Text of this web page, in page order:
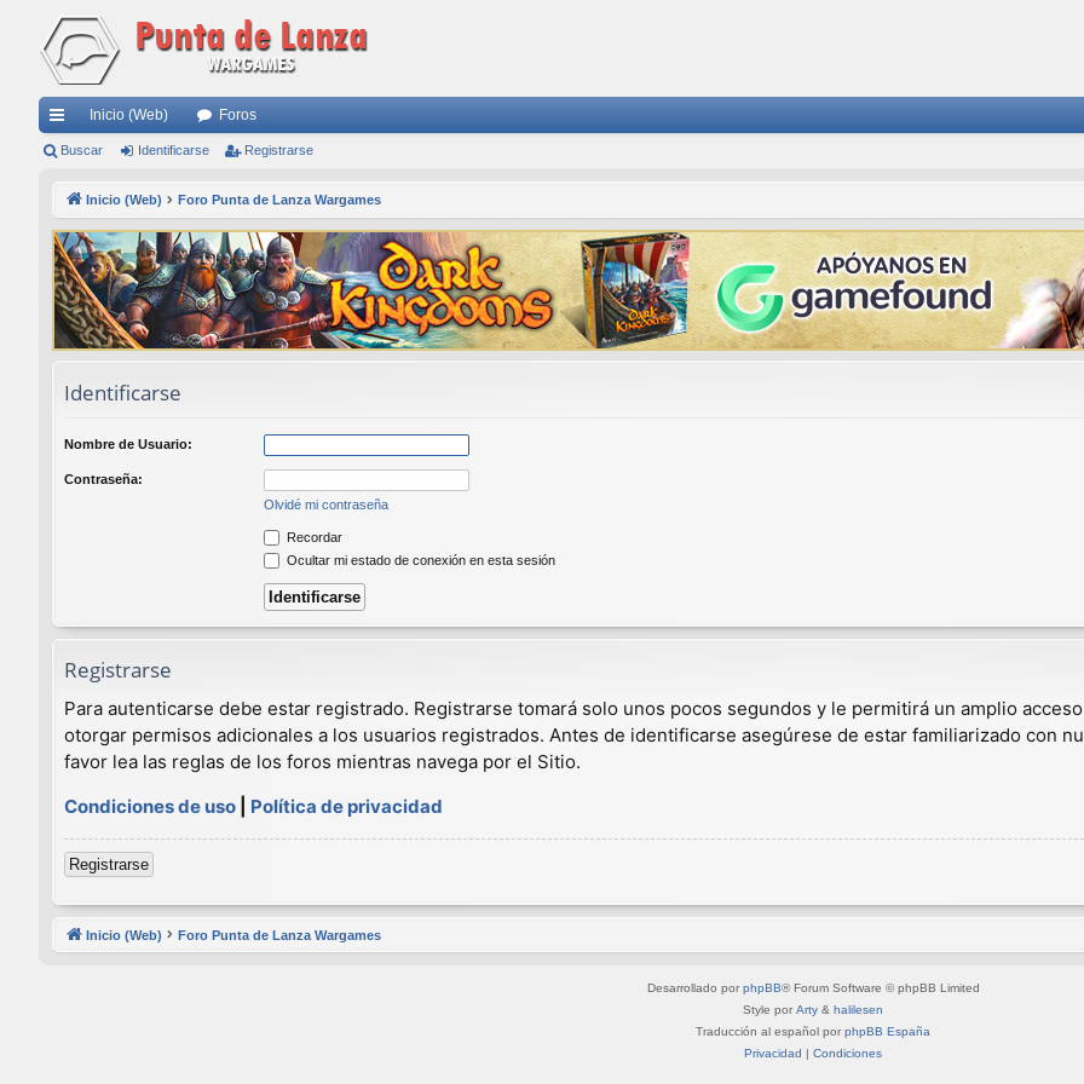
nl
rá
pi
do
Inicio (Web) Foros
Buscar Identificarse Registrarse
Inicio (Web) Foro Punta de Lanza Wargames
Identificarse
Nombre de Usuario:
Contraseña:
Olvidé mi contraseña
Recordar
Ocultar mi estado de conexión en esta sesión
Registrarse
Para autenticarse debe estar registrado. Registrarse tomará solo unos pocos segundos y le permitirá un amplio
otorgar permisos adicionales a los usuarios registrados. Antes de identificarse asegúrese de estar familiarizado con
favor lea las reglas de los foros mientras navega por el Sitio.
Condiciones de uso
Política de privacidad
Registrarse
Inicio (Web) Foro Punta de Lanza Wargames
Desarrollado por phpBB® Forum Software © phpBB Limited
Style por Arty & halilesen
Traducción al español por phpBB España
Privacidad | Condiciones